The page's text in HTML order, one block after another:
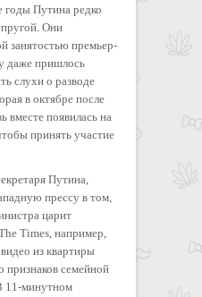
годы Путина редко
Они
занятостью премьер-
даже пришлось
слухи о разводе
в октябре после
вместе появилась на
принять участие
Путина,
прессу в том,
царит
Times, например,
видео из квартиры
признаков семейной
11-минутном